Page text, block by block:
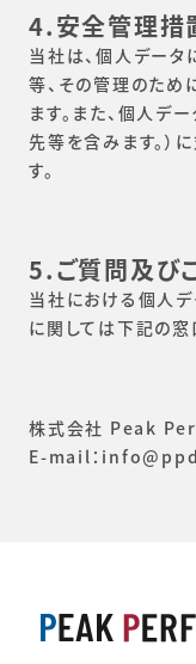
4.安全管理措
当社は、個人データ
等、その管理のた
ます。また、個人デ
先等を含みます。）
す。
5.ご質問及び
当社における個人
に関しては下記の窓
株式会社 Peak
E-mail：